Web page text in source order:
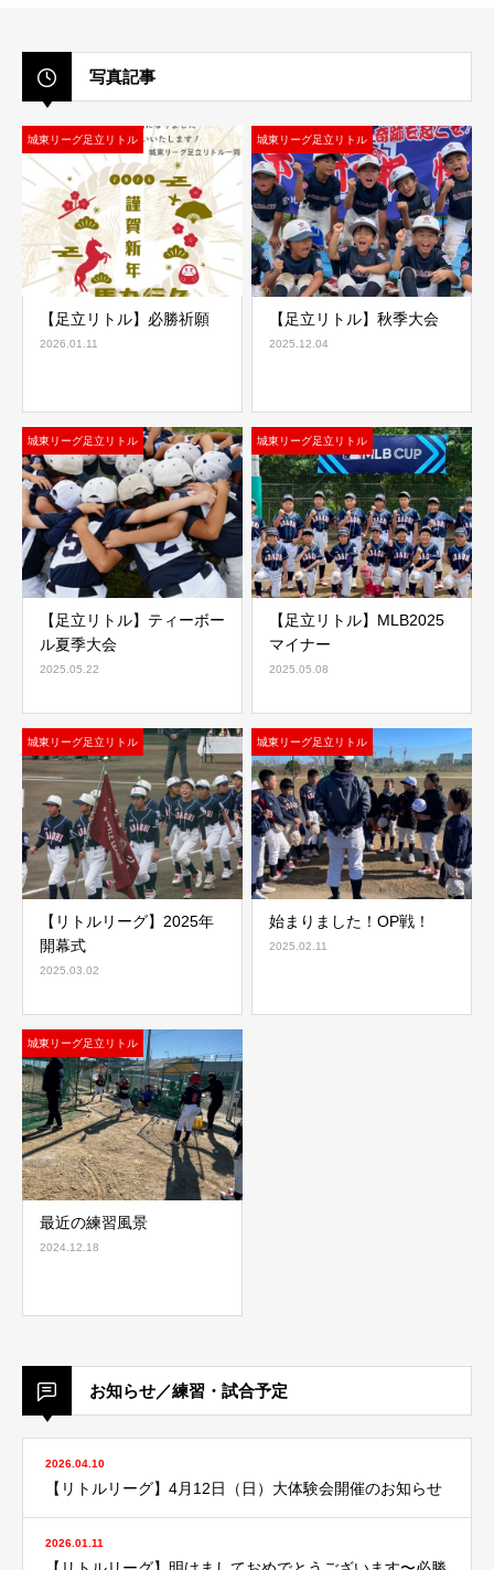
写真記事
城東リーグ足立リトル
【足立リトル】必勝祈願
2026.01.11
城東リーグ足立リトル
【足立リトル】秋季大会
2025.12.04
城東リーグ足立リトル
【足立リトル】ティーボー
ル夏季大会
2025.05.22
城東リーグ足立リトル
【足立リトル】MLB2025
マイナー
2025.05.08
城東リーグ足立リトル
【リトルリーグ】2025年
開幕式
2025.03.02
城東リーグ足立リトル
始まりました！OP戦！
2025.02.11
城東リーグ足立リトル
最近の練習風景
2024.12.18
お知らせ／練習・試合予定
2026.04.10
【リトルリーグ】4月12日（日）大体験会開催のお知らせ
2026.01.11